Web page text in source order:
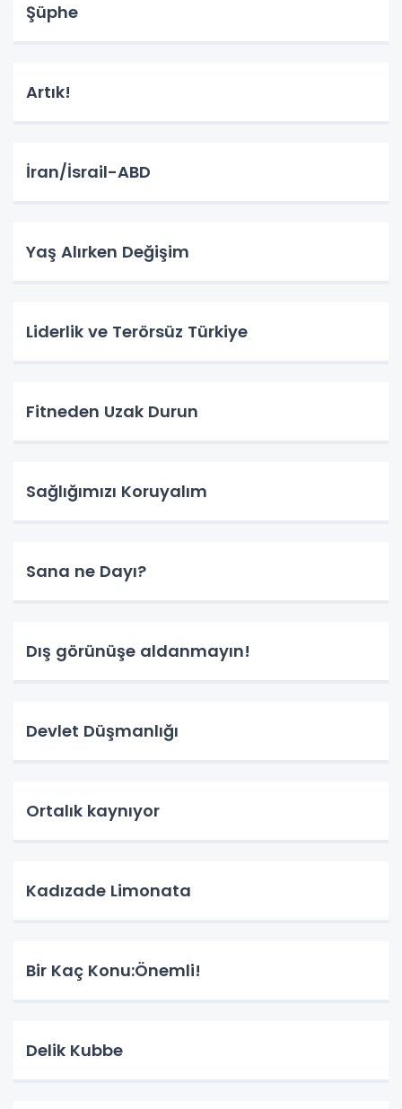
Şüphe
Artık!
İran/İsrail-ABD
Yaş Alırken Değişim
Liderlik ve Terörsüz Türkiye
Fitneden Uzak Durun
Sağlığımızı Koruyalım
Sana ne Dayı?
Dış görünüşe aldanmayın!
Devlet Düşmanlığı
Ortalık kaynıyor
Kadızade Limonata
Bir Kaç Konu:Önemli!
Delik Kubbe